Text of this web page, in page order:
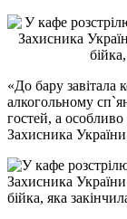
«До бару завітала
алкогольному
гостей, а особливо
Захисника